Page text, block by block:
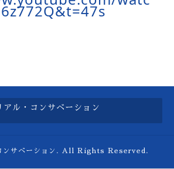
アル・コンサベーション
ンサベーション . All Rights Reserved.